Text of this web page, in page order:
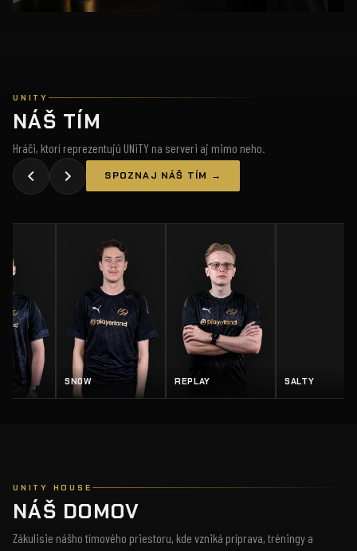
UNITY
NÁŠ TÍM
Hráči, ktorí reprezentujú UNiTY na serveri aj mimo neho.
SPOZNAJ NÁŠ TÍM →
SN0W REPLAY SALTY
UNITY HOUSE
NÁŠ DOMOV
Zákulisie nášho tímového priestoru, kde vzniká príprava, tréningy a